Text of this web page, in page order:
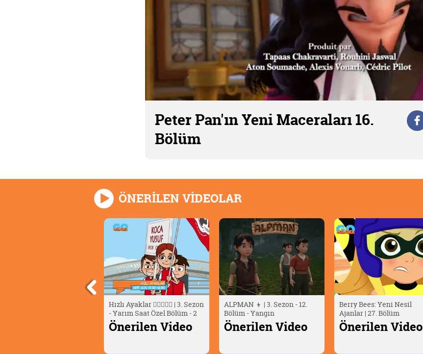
Peter Pan'ın Yeni Maceraları 16.
Bölüm
ÖNERİLEN VİDEOLAR
Hızlı Ayaklar 🏃🏻‍♂️🏃‍♀️ | 3. Sezon
- Yarım Saat Özel Bölüm - 2
Önerilen Video
ALPMAN 👦 | 3. Sezon - 12.
Bölüm - Yangın
Önerilen Video
Berry Bees: Yeni Nesil
Ajanlar | 27. Bölüm
Önerilen Video